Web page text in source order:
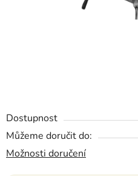
Dostupnost
Můžeme doručit do:
Možnosti doručení